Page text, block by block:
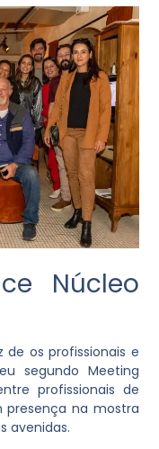
Núcleo
os profissionais e
segundo Meeting
profissionais de
presença na mostra
avenidas.